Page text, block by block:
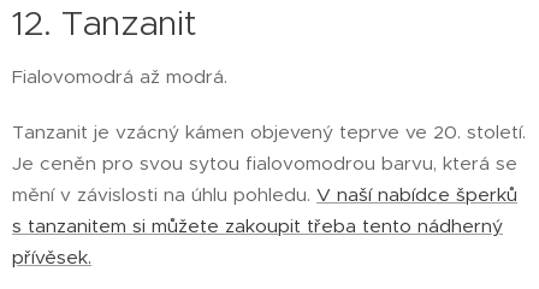
12. Tanzanit
Fialovomodrá až modrá.
Tanzanit je vzácný kámen objevený teprve ve 20. století.
Je ceněn pro svou sytou fialovomodrou barvu, která se
mění v závislosti na úhlu pohledu. V naší nabídce šperků
s tanzanitem si můžete zakoupit třeba tento nádherný
přívěsek.